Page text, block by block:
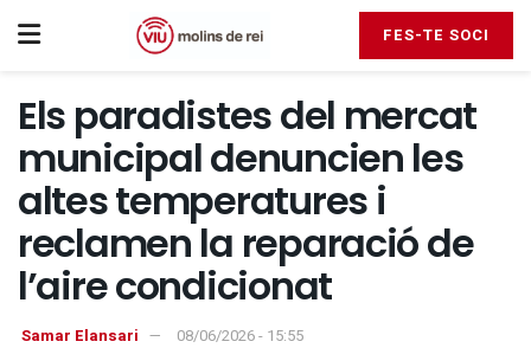
FES-TE SOCI
Els paradistes del mercat
municipal denuncien les
altes temperatures i
reclamen la reparació de
l’aire condicionat
Samar Elansari 08/06/2026 - 15:55